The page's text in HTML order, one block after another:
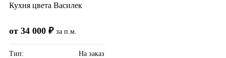
Кухня цвета Василек
от 34 000 ₽ за п.м.
Тип:
На заказ